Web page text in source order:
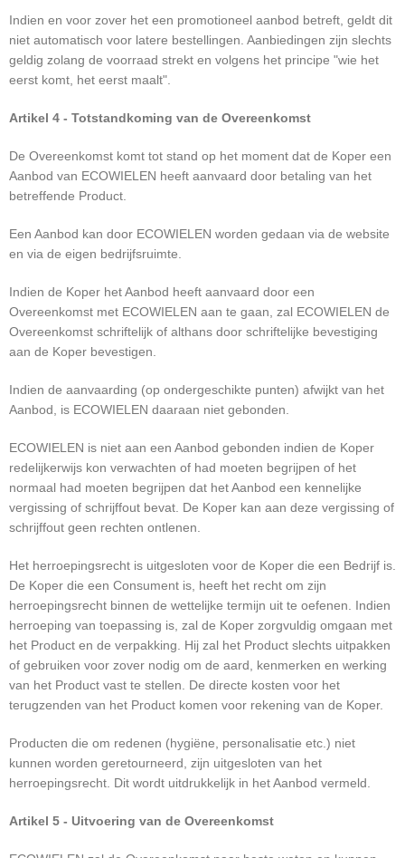
Indien en voor zover het een promotioneel aanbod betreft, geldt dit
niet automatisch voor latere bestellingen. Aanbiedingen zijn slechts
geldig zolang de voorraad strekt en volgens het principe "wie het
eerst komt, het eerst maalt".
Artikel 4 - Totstandkoming van de Overeenkomst
De Overeenkomst komt tot stand op het moment dat de Koper een
Aanbod van ECOWIELEN heeft aanvaard door betaling van het
betreffende Product.
Een Aanbod kan door ECOWIELEN worden gedaan via de website
en via de eigen bedrijfsruimte.
Indien de Koper het Aanbod heeft aanvaard door een
Overeenkomst met ECOWIELEN aan te gaan, zal ECOWIELEN de
Overeenkomst schriftelijk of althans door schriftelijke bevestiging
aan de Koper bevestigen.
Indien de aanvaarding (op ondergeschikte punten) afwijkt van het
Aanbod, is ECOWIELEN daaraan niet gebonden.
ECOWIELEN is niet aan een Aanbod gebonden indien de Koper
redelijkerwijs kon verwachten of had moeten begrijpen of het
normaal had moeten begrijpen dat het Aanbod een kennelijke
vergissing of schrijffout bevat. De Koper kan aan deze vergissing of
schrijffout geen rechten ontlenen.
Het herroepingsrecht is uitgesloten voor de Koper die een Bedrijf is.
De Koper die een Consument is, heeft het recht om zijn
herroepingsrecht binnen de wettelijke termijn uit te oefenen. Indien
herroeping van toepassing is, zal de Koper zorgvuldig omgaan met
het Product en de verpakking. Hij zal het Product slechts uitpakken
of gebruiken voor zover nodig om de aard, kenmerken en werking
van het Product vast te stellen. De directe kosten voor het
terugzenden van het Product komen voor rekening van de Koper.
Producten die om redenen (hygiëne, personalisatie etc.) niet
kunnen worden geretourneerd, zijn uitgesloten van het
herroepingsrecht. Dit wordt uitdrukkelijk in het Aanbod vermeld.
Artikel 5 - Uitvoering van de Overeenkomst